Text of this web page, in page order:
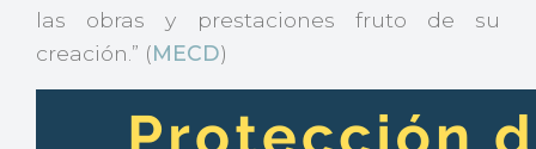
las obras y prestaciones fruto de su
creación.” (MECD)